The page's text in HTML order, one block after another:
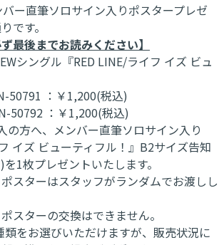
ー直筆ソロサイン入りポスタープレゼ
です。
最後までお読みください】
シングル『RED LINE/ライフ イズ ビュ
50791 ：￥1,200(税込)
50792 ：￥1,200(税込)
の方へ、メンバー直筆ソロサイン入り
イズ ビューティフル！』B2サイズ告知
1枚プレゼントいたします。
スターはスタッフがランダムでお渡しし
スターの交換はできません。
をお選びいただけますが、販売状況に